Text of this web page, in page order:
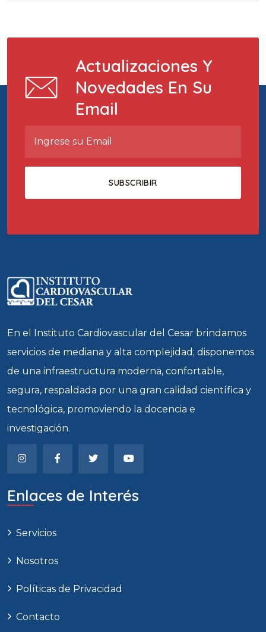
Actualizaciones Y
Novedades En Su
Email
En el Instituto Cardiovascular del Cesar brindamos
servicios de mediana y alta complejidad; disponemos
de una infraestructura moderna, confortable,
segura, respaldada por una gran calidad científica y
tecnológica, promoviendo la docencia e
investigación.
Enlaces de Interés
Servicios
Nosotros
Políticas de Privacidad
Contacto